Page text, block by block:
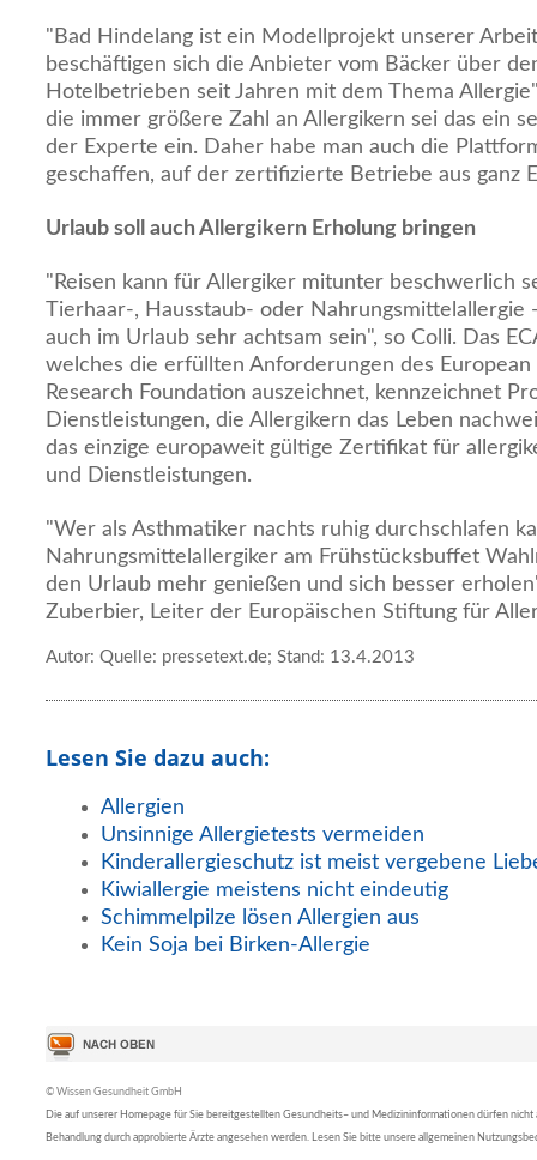
"Bad Hindelang ist ein Modellprojekt unserer
beschäftigen sich die Anbieter vom Bäcker über
Hotelbetrieben seit Jahren mit dem Thema
die immer größere Zahl an Allergikern sei das ein
der Experte ein. Daher habe man auch die
geschaffen, auf der zertifizierte Betriebe aus ganz
Urlaub soll auch Allergikern Erholung bringen
"Reisen kann für Allergiker mitunter beschwerlich
Tierhaar-, Hausstaub- oder Nahrungsmittelallergie
auch im Urlaub sehr achtsam sein", so Colli. Das
welches die erfüllten Anforderungen des
Research Foundation auszeichnet, kennzeichnet
Dienstleistungen, die Allergikern das Leben
das einzige europaweit gültige Zertifikat für
und Dienstleistungen.
"Wer als Asthmatiker nachts ruhig durchschlafen
Nahrungsmittelallergiker am Frühstücksbuffet
den Urlaub mehr genießen und sich besser
Zuberbier, Leiter der Europäischen Stiftung für
Autor: Quelle: pressetext.de; Stand: 13.4.2013
Lesen Sie dazu auch:
Allergien
Unsinnige Allergietests vermeiden
Kinderallergieschutz ist meist vergebene
Kiwiallergie meistens nicht eindeutig
Schimmelpilze lösen Allergien aus
Kein Soja bei Birken-Allergie
© Wissen Gesundheit GmbH
Die auf unserer Homepage für Sie bereitgestellten Gesundheits– und Medizininformationen dürfen nicht
Behandlung durch approbierte Ärzte angesehen werden. Lesen Sie bitte unsere allgemeinen